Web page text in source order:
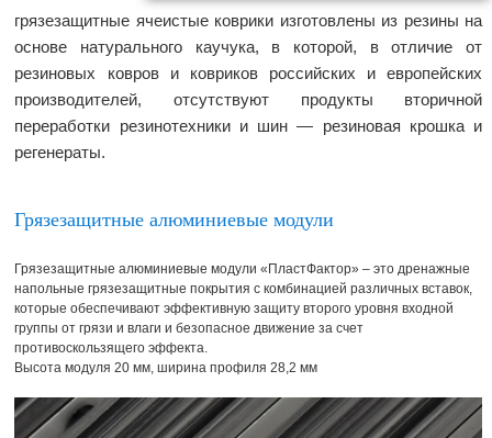
грязезащитные ячеистые коврики изготовлены из резины на
основе натурального каучука, в которой, в отличие от
резиновых ковров и ковриков российских и европейских
производителей, отсутствуют продукты вторичной
переработки резинотехники и шин — резиновая крошка и
регенераты.
Грязезащитные алюминиевые модули
Грязезащитные алюминиевые модули «ПластФактор» – это дренажные
напольные грязезащитные покрытия с комбинацией различных вставок,
которые обеспечивают эффективную защиту второго уровня входной
группы от грязи и влаги и безопасное движение за счет
противоскользящего эффекта.
Высота модуля 20 мм, ширина профиля 28,2 мм